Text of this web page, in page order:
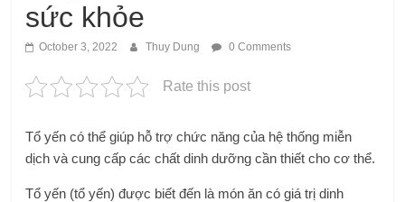
sức khỏe
October 3, 2022 Thuy Dung 0 Comments
Rate this post
Tổ yến có thể giúp hỗ trợ chức năng của hệ thống miễn
dịch và cung cấp các chất dinh dưỡng cần thiết cho cơ thể.
Tổ yến (tổ yến) được biết đến là món ăn có giá trị dinh